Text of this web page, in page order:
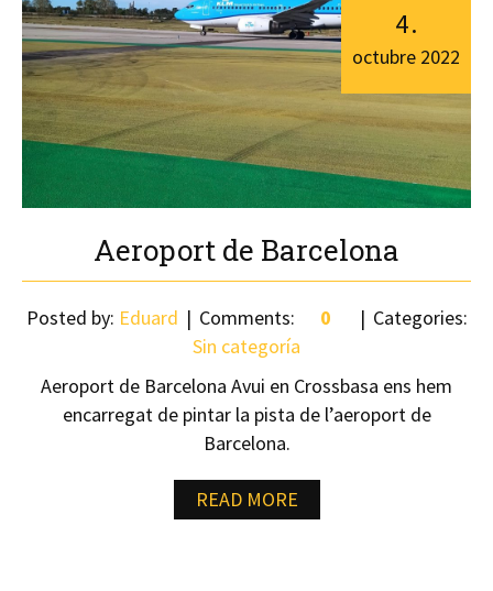
Aeroport de Barcelona
4.
octubre 2022
Posted by: Eduard Comments: 0
Categories:
Sin categoría
Aeroport de Barcelona Avui en Crossbasa ens hem
encarregat de pintar la pista de l’aeroport de
Barcelona.
READ MORE